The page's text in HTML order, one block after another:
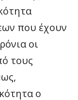
που έχουν
οι
τους
ο